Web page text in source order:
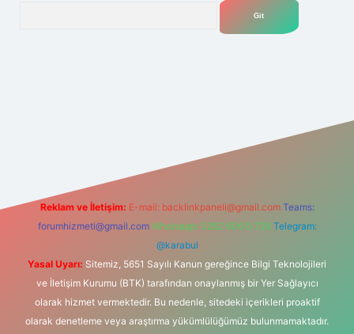
Reklam ve İletişim: E-mail: backlinkpaneli@gmail.com Teams:
forumhizmeti@gmail.com Whatsapp: 0262 606 0 726 Telegram:
@karabul
Yasal Uyarı: Sitemiz, 5651 Sayılı Kanun gereğince Bilgi Teknolojileri
ve İletişim Kurumu (BTK) tarafından onaylanmış bir Yer Sağlayıcı
olarak hizmet vermektedir. Bu nedenle, sitedeki içerikleri proaktif
olarak denetleme veya araştırma yükümlülüğümüz bulunmamaktadır.